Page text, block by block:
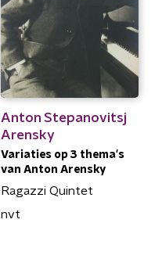
Anton Stepanovitsj
Arensky
Variaties op 3 thema's
van Anton Arensky
Ragazzi Quintet
nvt